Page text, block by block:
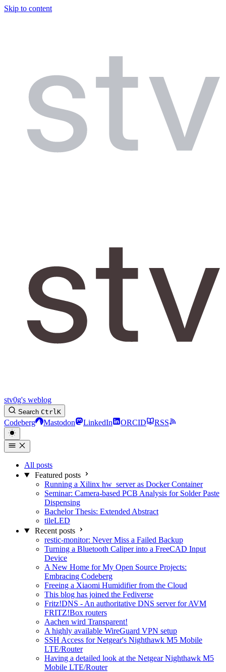
Skip to content
stv0g's weblog
Search CtrlK
Codeberg Mastodon LinkedIn ORCID RSS
All posts
Featured posts
Running a Xilinx hw_server as Docker Container
Seminar: Camera-based PCB Analysis for Solder Paste
Dispensing
Bachelor Thesis: Extended Abstract
tileLED
Recent posts
restic-monitor: Never Miss a Failed Backup
Turning a Bluetooth Caliper into a FreeCAD Input
Device
A New Home for My Open Source Projects:
Embracing Codeberg
Freeing a Xiaomi Humidifier from the Cloud
This blog has joined the Fediverse
Fritz!DNS - An authoritative DNS server for AVM
FRITZ!Box routers
Aachen wird Transparent!
A highly available WireGuard VPN setup
SSH Access for Netgear's Nighthawk M5 Mobile
LTE/Router
Having a detailed look at the Netgear Nighthawk M5
Mobile LTE/Router